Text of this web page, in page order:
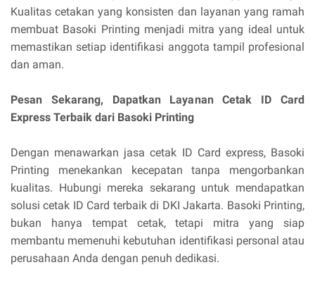
Kualitas cetakan yang konsisten dan layanan yang ramah
membuat Basoki Printing menjadi mitra yang ideal untuk
memastikan setiap identifikasi anggota tampil profesional
dan aman.
Pesan Sekarang, Dapatkan Layanan Cetak ID Card
Express Terbaik dari Basoki Printing
Dengan menawarkan jasa cetak ID Card express, Basoki
Printing menekankan kecepatan tanpa mengorbankan
kualitas. Hubungi mereka sekarang untuk mendapatkan
solusi cetak ID Card terbaik di DKI Jakarta. Basoki Printing,
bukan hanya tempat cetak, tetapi mitra yang siap
membantu memenuhi kebutuhan identifikasi personal atau
perusahaan Anda dengan penuh dedikasi.